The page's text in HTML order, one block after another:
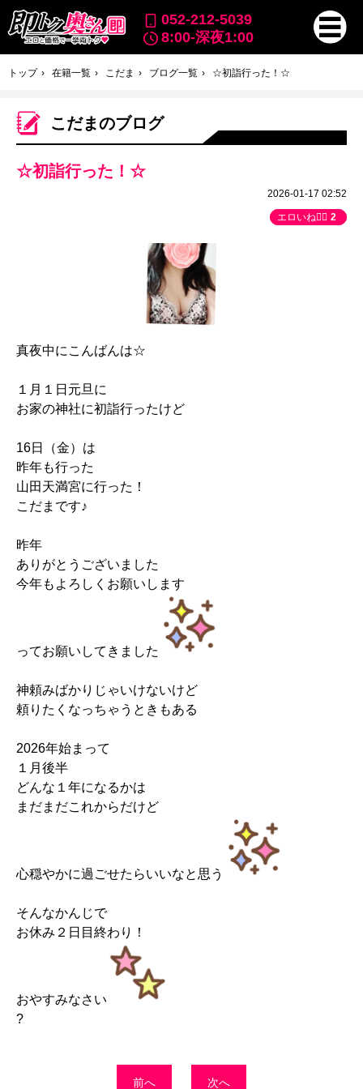
052-212-5039
8:00-深夜1:00
トップ 在籍一覧 こだま ブログ一覧 ☆初詣行った！☆
こだまのブログ
☆初詣行った！☆
2026-01-17 02:52
エロいね👍🏻 2
真夜中にこんばんは☆
１月１日元旦に
お家の神社に初詣行ったけど
16日（金）は
昨年も行った
山田天満宮に行った！
こだまです♪
昨年
ありがとうございました
今年もよろしくお願いします
ってお願いしてきました
神頼みばかりじゃいけないけど
頼りたくなっちゃうときもある
2026年始まって
１月後半
どんな１年になるかは
まだまだこれからだけど
心穏やかに過ごせたらいいなと思う
そんなかんじで
お休み２日目終わり！
おやすみなさい
?
前へ 次へ